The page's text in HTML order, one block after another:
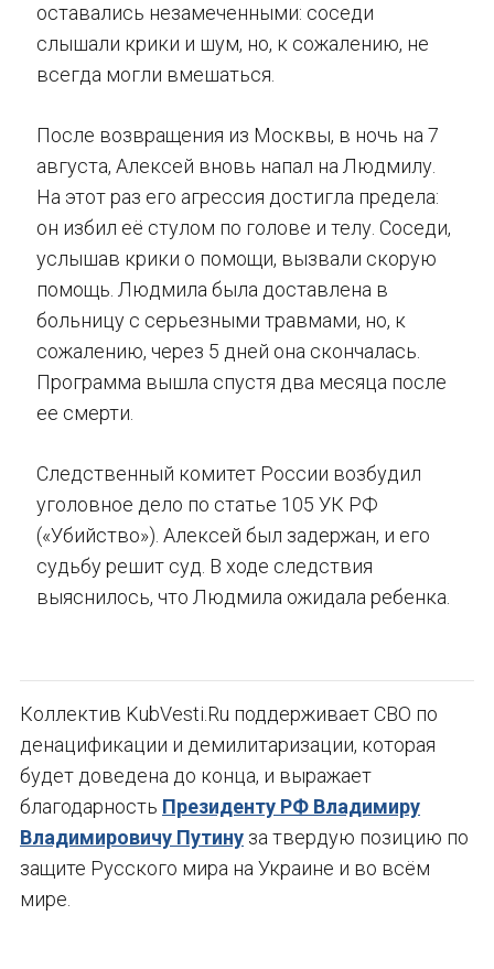
оставались незамеченными: соседи
слышали крики и шум, но, к сожалению, не
всегда могли вмешаться.
После возвращения из Москвы, в ночь на 7
августа, Алексей вновь напал на Людмилу.
На этот раз его агрессия достигла предела:
он избил её стулом по голове и телу. Соседи,
услышав крики о помощи, вызвали скорую
помощь. Людмила была доставлена в
больницу с серьезными травмами, но, к
сожалению, через 5 дней она скончалась.
Программа вышла спустя два месяца после
ее смерти.
Следственный комитет России возбудил
уголовное дело по статье 105 УК РФ
(«Убийство»). Алексей был задержан, и его
судьбу решит суд. В ходе следствия
выяснилось, что Людмила ожидала ребенка.
Коллектив KubVesti.Ru поддерживает СВО по
денацификации и демилитаризации, которая
будет доведена до конца, и выражает
благодарность Президенту РФ Владимиру
Владимировичу Путину за твердую позицию по
защите Русского мира на Украине и во всём
мире.